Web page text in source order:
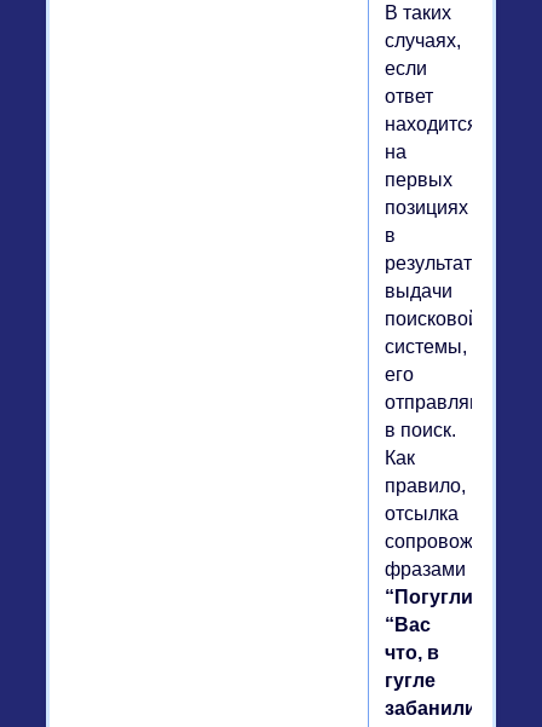
В таких
случаях,
если
ответ
находится
на
первых
позициях
в
результате
выдачи
поисковой
системы,
его
отправляют
в поиск.
Как
правило,
отсылка
сопровождается
фразами
“Погугли”
“Вас
что, в
гугле
забанили?”